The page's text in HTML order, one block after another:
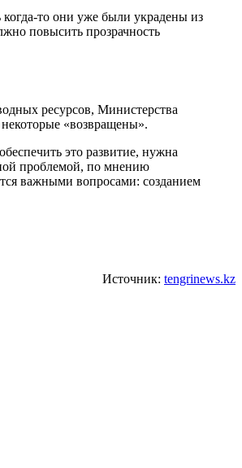
то они уже были украдены из
повысить прозрачность
ресурсов, Министерства
«возвращены».
это развитие, нужна
проблемой, по мнению
важными вопросами: созданием
Источник: tengrinews.kz